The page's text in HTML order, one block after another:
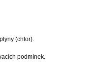
(chlor).
podmínek.